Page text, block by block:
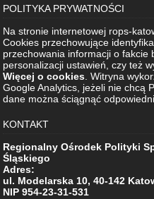
POLITYKA PRYWATNOŚCI
Na stronie internetowej rops-
Cookies przechowujące
przechowania informacji o fakcie
personalizacji ustawień, czy też
Więcej o cookies . Witryna
Google Analytics, jeżeli nie chcą
dane można ściągnąć
KONTAKT
Regionalny Ośrodek Polityki
Śląskiego
Adres:
ul. Modelarska 10, 40-142
NIP 954-23-31-531